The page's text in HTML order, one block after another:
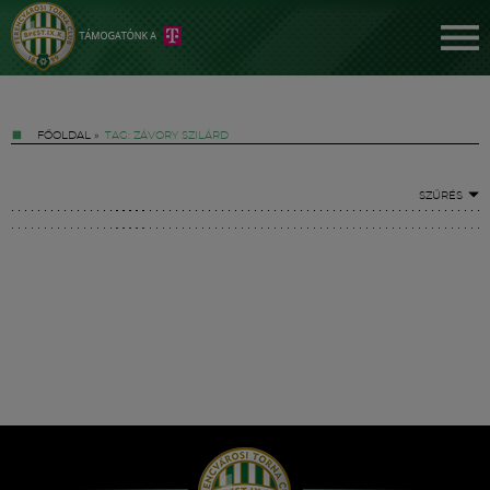
FŐOLDAL » TAG: ZÁVORY SZILÁRD
SZŰRÉS
Hírek